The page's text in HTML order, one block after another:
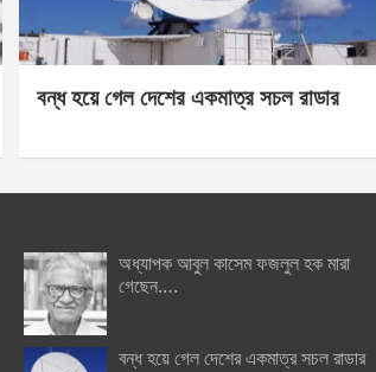
বন্ধ হয়ে গেল দেশের একমাত্র সচল রাডার
অধ্যাপক আবুল কাসেম ফজলুল হক মারা
গেছেন….
বন্ধ হয়ে গেল দেশের একমাত্র সচল রাডার